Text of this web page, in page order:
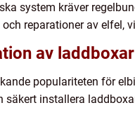
system kräver
reparationer av elfel,
av laddboxar
populariteten för
säkert installera